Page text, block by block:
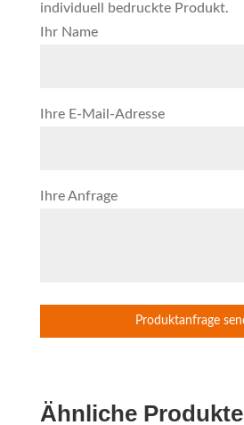
individuell bedruckte Produkt.
Ihr Name
Ihre E-Mail-Adresse
Ihre Anfrage
Ähnliche Produkte